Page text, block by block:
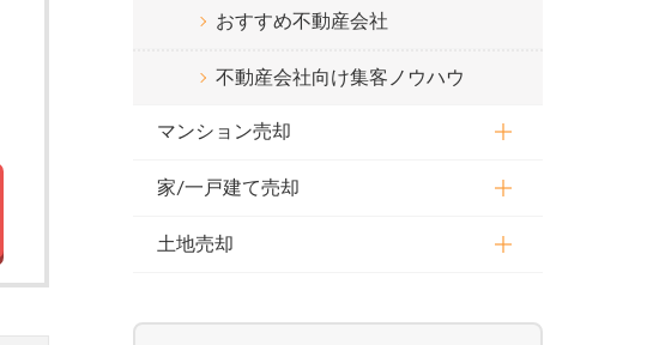
おすすめ不動産会社
不動産会社向け集客ノウハウ
マンション売却
家/一戸建て売却
土地売却